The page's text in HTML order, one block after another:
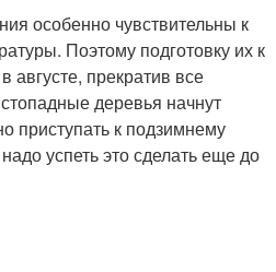
особенно чувствительны к
Поэтому подготовку их к
августе, прекратив все
деревья начнут
приступать к подзимнему
успеть это сделать еще до